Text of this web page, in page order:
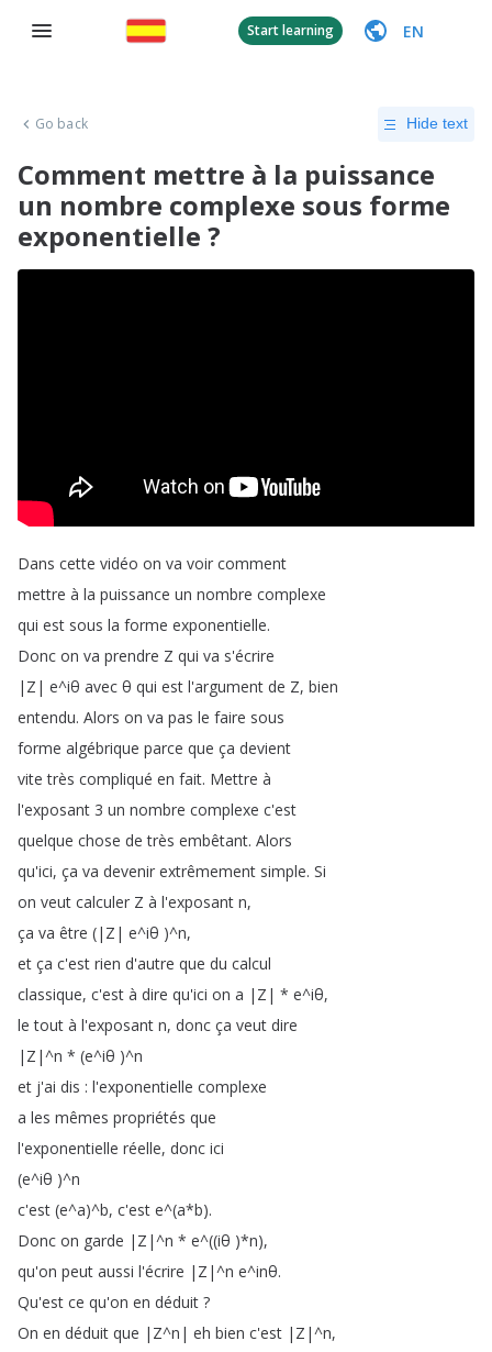
Start learning EN
Go back Hide text
Comment mettre à la puissance
un nombre complexe sous forme
exponentielle ?
Dans cette vidéo on va voir comment
mettre à la puissance un nombre complexe
qui est sous la forme exponentielle.
Donc on va prendre Z qui va s'écrire
|Z| e^iθ avec θ qui est l'argument de Z, bien
entendu. Alors on va pas le faire sous
forme algébrique parce que ça devient
vite très compliqué en fait. Mettre à
l'exposant 3 un nombre complexe c'est
quelque chose de très embêtant. Alors
qu'ici, ça va devenir extrêmement simple. Si
on veut calculer Z à l'exposant n,
ça va être (|Z| e^iθ )^n,
et ça c'est rien d'autre que du calcul
classique, c'est à dire qu'ici on a |Z| * e^iθ,
le tout à l'exposant n, donc ça veut dire
|Z|^n * (e^iθ )^n
et j'ai dis : l'exponentielle complexe
a les mêmes propriétés que
l'exponentielle réelle, donc ici
(e^iθ )^n
c'est (e^a)^b, c'est e^(a*b).
Donc on garde |Z|^n * e^((iθ )*n),
qu'on peut aussi l'écrire |Z|^n e^inθ.
Qu'est ce qu'on en déduit ?
On en déduit que |Z^n| eh bien c'est |Z|^n,